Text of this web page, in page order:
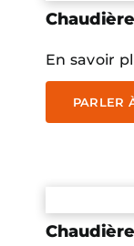
En savoir
PARLER